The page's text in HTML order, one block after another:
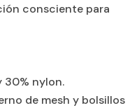
consciente para
30% nylon.
de mesh y bolsillos